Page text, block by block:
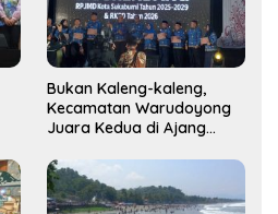
Bukan Kaleng-kaleng,
Kecamatan Warudoyong
Juara Kedua di Ajang
2025